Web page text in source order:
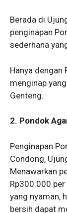
Berada di
penginapan
sederhana
Hanya dengan
menginap
Genteng.
2. Pondok
Penginapan
Condong,
Menawarkan
Rp300.000
yang nyaman,
bersih dapat